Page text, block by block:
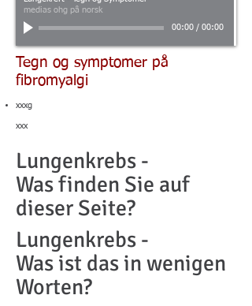
medias ohg på norsk
00:00 / 00:00
Tegn og symptomer på
fibromyalgi
xxxg
xxx
Lungenkrebs -
Was finden Sie auf
dieser Seite?
Lungenkrebs -
Was ist das in wenigen
Worten?